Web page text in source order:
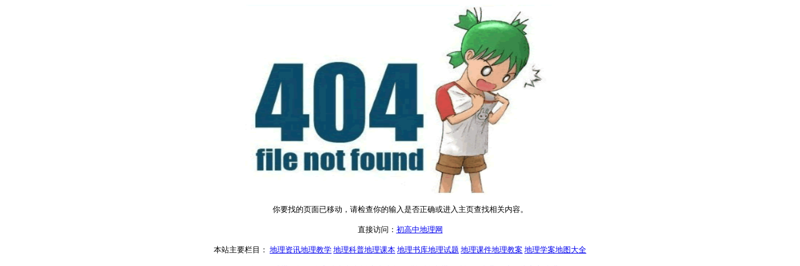
你要找的页面已移动，请检查你的输入是否正确或进入主页查找相关内容。
直接访问： 初高中地理网
本站主要栏目： 地理资讯地理教学 地理科普地理课本 地理书库地理试题 地理课件地理教案 地理学案地图大全